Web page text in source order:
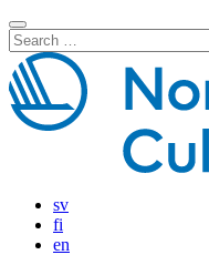
Skip
to
content
Close
Search
Bar
Search
for:
sv
fi
en